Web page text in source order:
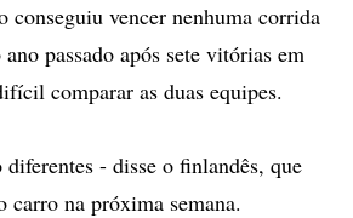
conseguiu vencer nenhuma corrida
passado após sete vitórias em
comparar as duas equipes.
- disse o finlandês, que
carro na próxima semana.